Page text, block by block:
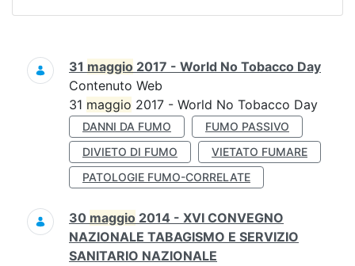
Ricerca
31 maggio 2017 - World No Tobacco Day
Contenuto Web
31 maggio 2017 - World No Tobacco Day
DANNI DA FUMO
FUMO PASSIVO
DIVIETO DI FUMO
VIETATO FUMARE
PATOLOGIE FUMO-CORRELATE
30 maggio 2014 - XVI CONVEGNO
NAZIONALE TABAGISMO E SERVIZIO
SANITARIO NAZIONALE